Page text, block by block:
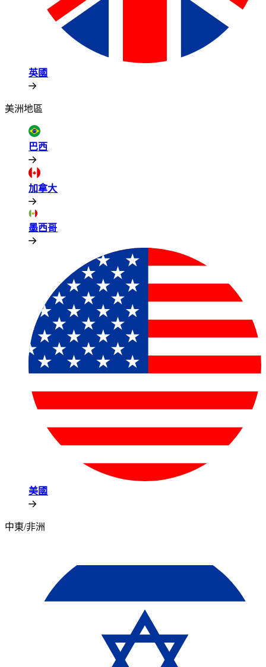
英國​​
美洲地區​​
巴西​​
加拿大​​
墨西哥​​
美國​​
中東/非洲​​